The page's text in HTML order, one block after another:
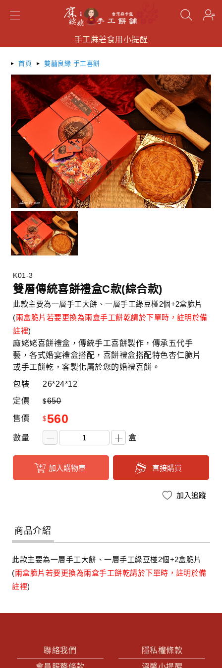
手工蔴荖食用小提醒
手工蔴荖食用小提醒
首頁 雙囍良緣 手工喜餅
K01-3
雙層傳統喜餅禮盒C款(綜合款)
此款主要為一層手工大餅、一層手工綠豆椪2個+2盒脆片
(兩盒脆片若要更換為兩盒手工餅乾請於下單時，註明於備
註裡)
麻姥姥喜餅禮盒，傳統手工喜餅製作，傳承五代手
藝，各式婚宴禮盒搭配，喜餅禮盒搭配特色杏仁脆片
或手工餅乾，客製化屬於您的婚禮喜餅。
包裝
26*24*12
定價 $650
售價 $560
數量 盒
商品介紹
此款主要為一層手工大餅、一層手工綠豆椪2個+2盒脆片
(兩盒脆片若要更換為兩盒手工餅乾請於下單時，註明於備
註裡)
聯絡我們
隱私權條款